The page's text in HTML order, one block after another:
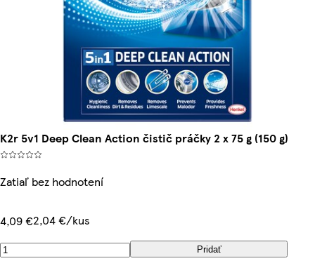
K2r 5v1 Deep Clean Action čistič práčky 2 x 75 g (150 g)
Zatiaľ bez hodnotení
4,09 €2,04 €/kus
Pridať